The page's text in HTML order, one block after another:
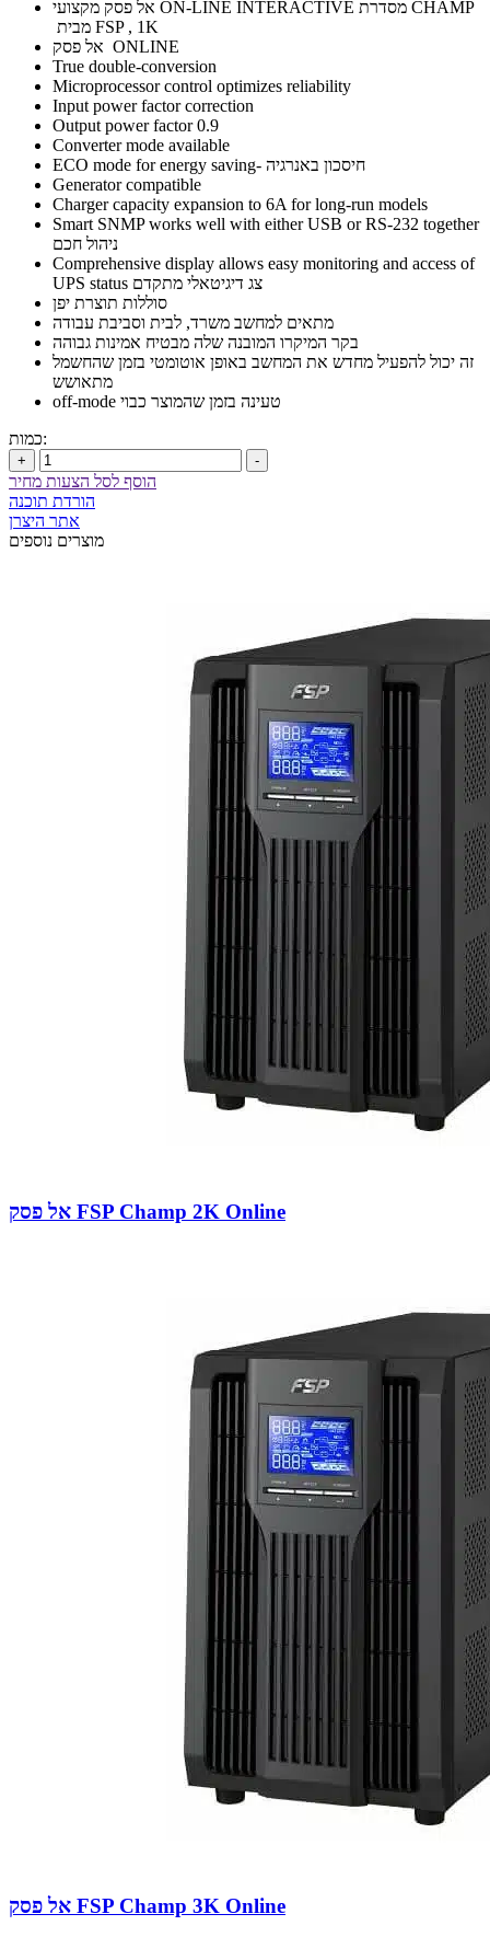
אל פסק מקצועי ON-LINE INTERACTIVE מסדרת CHAMP
מבית FSP , 1K
אל פסק ONLINE
True double-conversion
Microprocessor control optimizes reliability
Input power factor correction
Output power factor 0.9
Converter mode available
ECO mode for energy saving- חיסכון באנרגיה
Generator compatible
Charger capacity expansion to 6A for long-run models
Smart SNMP works well with either USB or RS-232 together
ניהול חכם
Comprehensive display allows easy monitoring and access of
UPS status צג דיגיטאלי מתקדם
סוללות תוצרת יפן
בקר המיקרו המובנה שלה מבטיח אמינות גבוהה
זה יכול להפעיל מחדש את המחשב באופן אוטומטי בזמן שהחשמל
מתאושש
off-mode טעינה בזמן שהמוצר כבוי
כמות:
+ -
הוסף לסל הצעות מחיר
הורדת תוכנה
אתר היצרן
מוצרים נוספים
אל פסק FSP Champ 2K Online
אל פסק FSP Champ 3K Online